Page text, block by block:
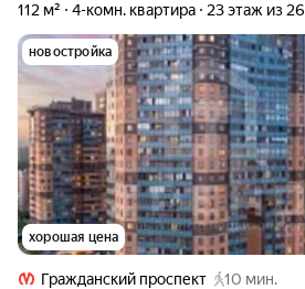
112 м² 4-комн. квартира 23 этаж из 26
новостройка
хорошая цена
Гражданский проспект
10 мин.